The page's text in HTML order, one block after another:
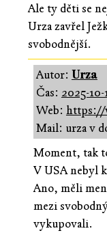
Ale ty děti se
Urza zavřel
svobodnější.
Autor: Urza
Čas: 2025-
Web: https://
Mail: urza v
Moment, tak
V USA nebyl
Ano, měli
mezi
vykupovali.